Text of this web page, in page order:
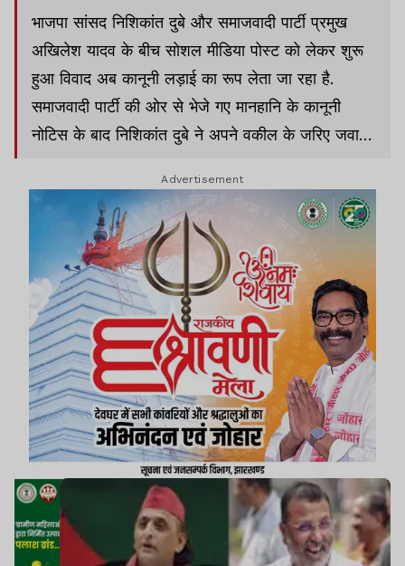
भाजपा सांसद निशिकांत दुबे और समाजवादी पार्टी प्रमुख
अखिलेश यादव के बीच सोशल मीडिया पोस्ट को लेकर शुरू
हुआ विवाद अब कानूनी लड़ाई का रूप लेता जा रहा है.
समाजवादी पार्टी की ओर से भेजे गए मानहानि के कानूनी
नोटिस के बाद निशिकांत दुबे ने अपने वकील के जरिए जवाब
भी अपनी प्रतिक्रिया दी है.
Advertisement